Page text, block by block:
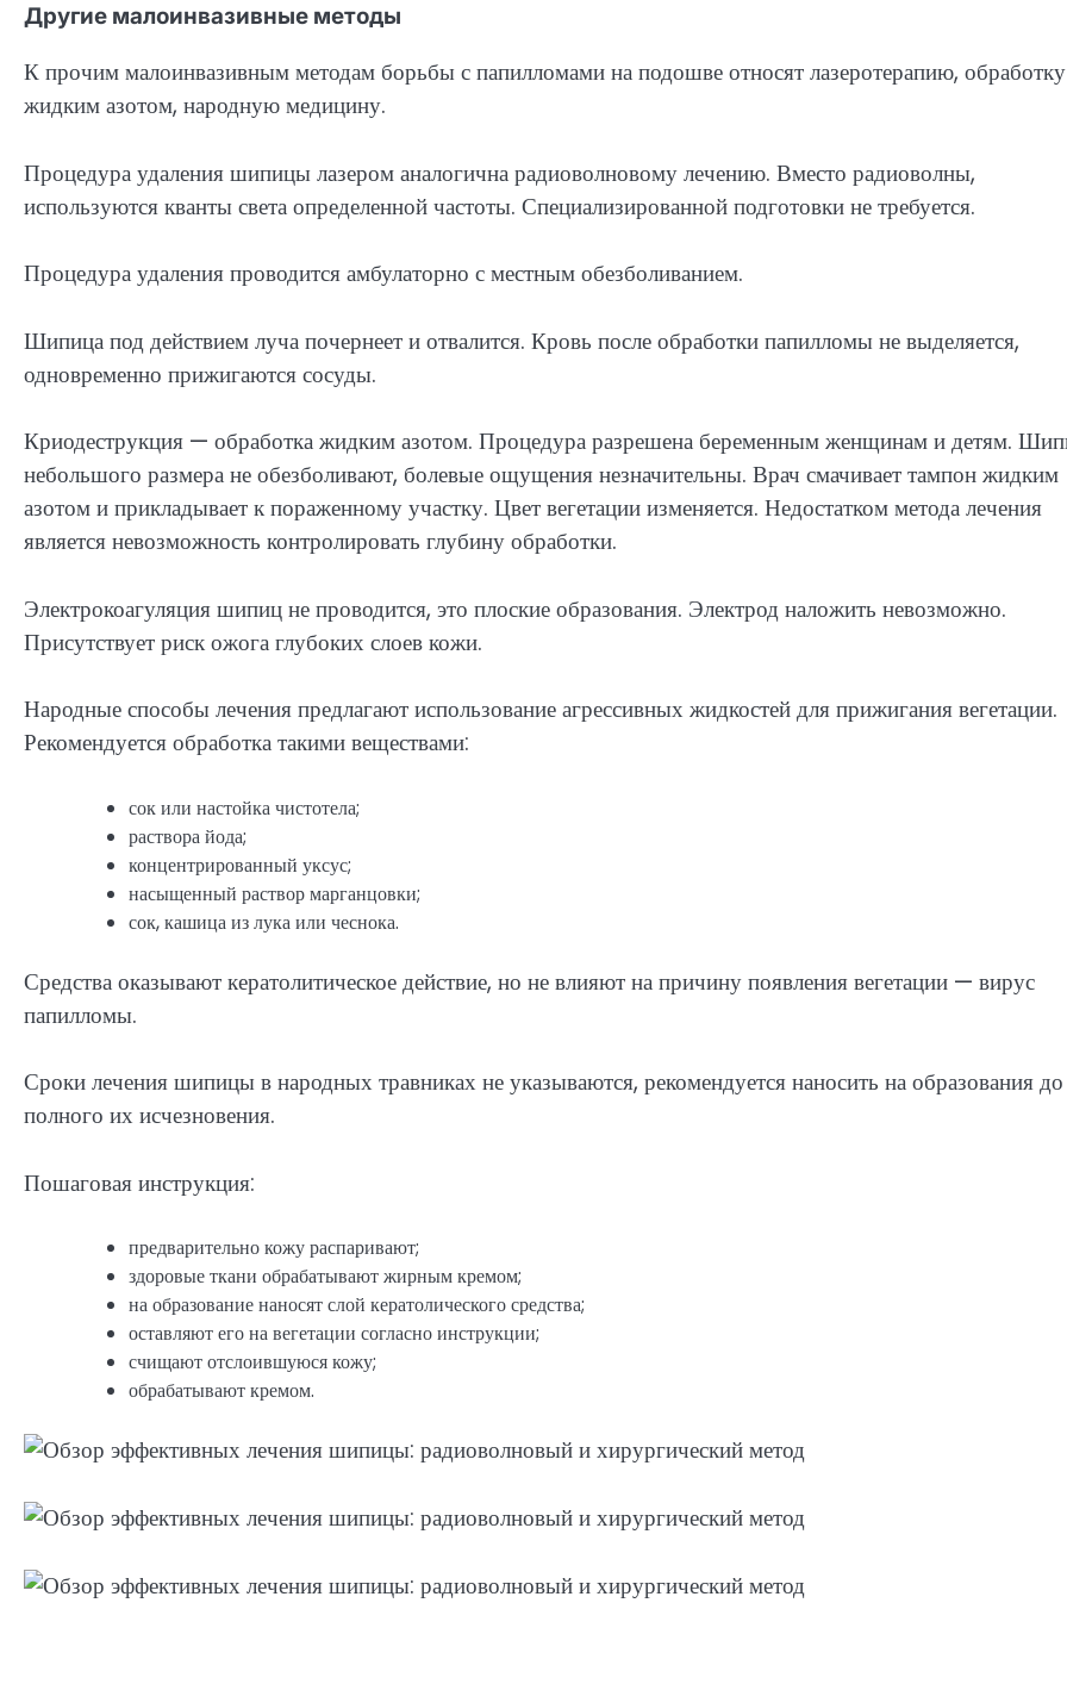
Другие малоинвазивные методы
К прочим малоинвазивным методам борьбы с папилломами на подошве относят лазеротерапию, обработку
жидким азотом, народную медицину.
Процедура удаления шипицы лазером аналогична радиоволновому лечению. Вместо радиоволны,
используются кванты света определенной частоты. Специализированной подготовки не требуется.
Процедура удаления проводится амбулаторно с местным обезболиванием.
Шипица под действием луча почернеет и отвалится. Кровь после обработки папилломы не выделяется,
одновременно прижигаются сосуды.
Криодеструкция — обработка жидким азотом. Процедура разрешена беременным женщинам и детям.
небольшого размера не обезболивают, болевые ощущения незначительны. Врач смачивает тампон жидким
азотом и прикладывает к пораженному участку. Цвет вегетации изменяется. Недостатком метода лечения
является невозможность контролировать глубину обработки.
Электрокоагуляция шипиц не проводится, это плоские образования. Электрод наложить невозможно.
Присутствует риск ожога глубоких слоев кожи.
Народные способы лечения предлагают использование агрессивных жидкостей для прижигания вегетации.
Рекомендуется обработка такими веществами:
сок или настойка чистотела;
раствора йода;
концентрированный уксус;
насыщенный раствор марганцовки;
сок, кашица из лука или чеснока.
Средства оказывают кератолитическое действие, но не влияют на причину появления вегетации — вирус
папилломы.
Сроки лечения шипицы в народных травниках не указываются, рекомендуется наносить на образования до
полного их исчезновения.
Пошаговая инструкция:
предварительно кожу распаривают;
здоровые ткани обрабатывают жирным кремом;
на образование наносят слой кератолического средства;
оставляют его на вегетации согласно инструкции;
счищают отслоившуюся кожу;
обрабатывают кремом.